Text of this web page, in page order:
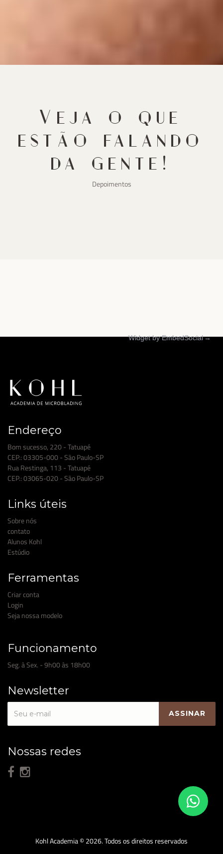
Veja o que
estão falando
da gente!
Depoimentos
Widget by EmbedSocial→
Endereço
Bom sucesso, 220 - Tatuapé
CEP.: 03305-000 - São Paulo-SP
Rua Restinga, 113 - Tatuapé
CEP.: 03065-020 - São Paulo-SP
Links úteis
Sobre nós
contato
Alunos Kohl
Estúdio
Ferramentas
Criar conta
Login
Seja nossa modelo
Funcionamento
Seg. à Sex. - 9h00 às 18h00
Newsletter
Nossas redes
Kohl Academia © 2026. Todos os direitos reservados